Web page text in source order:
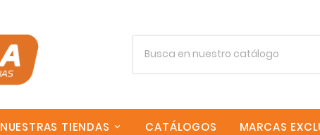
NUESTRAS TIENDAS CATÁLOGOS MARCAS